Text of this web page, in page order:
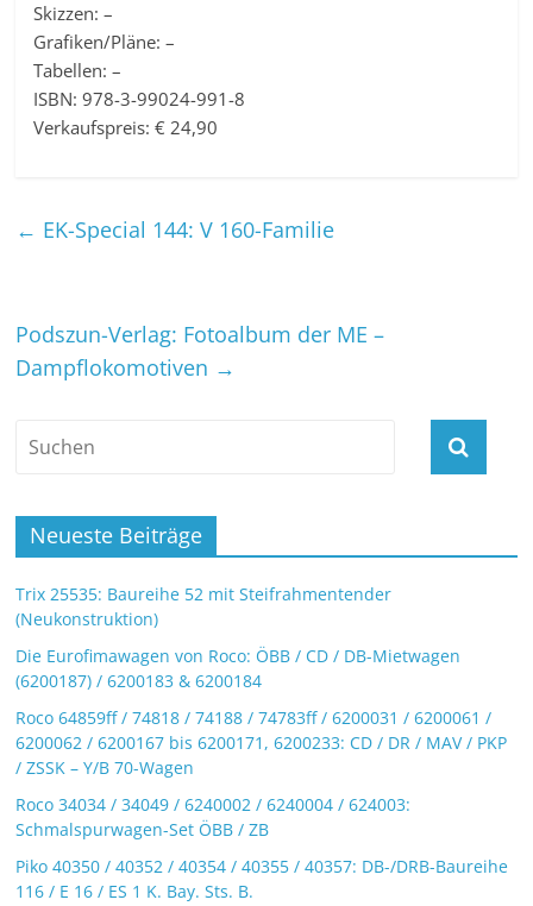
Skizzen: –
Grafiken/Pläne: –
Tabellen: –
ISBN: 978-3-99024-991-8
Verkaufspreis: € 24,90
← EK-Special 144: V 160-Familie
Podszun-Verlag: Fotoalbum der ME –
Dampflokomotiven →
Neueste Beiträge
Trix 25535: Baureihe 52 mit Steifrahmentender
(Neukonstruktion)
Die Eurofimawagen von Roco: ÖBB / CD / DB-Mietwagen
(6200187) / 6200183 & 6200184
Roco 64859ff / 74818 / 74188 / 74783ff / 6200031 / 6200061 /
6200062 / 6200167 bis 6200171, 6200233: CD / DR / MAV / PKP
/ ZSSK – Y/B 70-Wagen
Roco 34034 / 34049 / 6240002 / 6240004 / 624003:
Schmalspurwagen-Set ÖBB / ZB
Piko 40350 / 40352 / 40354 / 40355 / 40357: DB-/DRB-Baureihe
116 / E 16 / ES 1 K. Bay. Sts. B.